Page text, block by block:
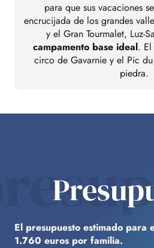
para que sus vacaciones
encrucijada de los grandes
y el Gran Tourmalet, Luz-
campamento base ideal. El
circo de Gavarnie y el Pic
piedra.
El presupuesto estimado para
1.760 euros por familia.